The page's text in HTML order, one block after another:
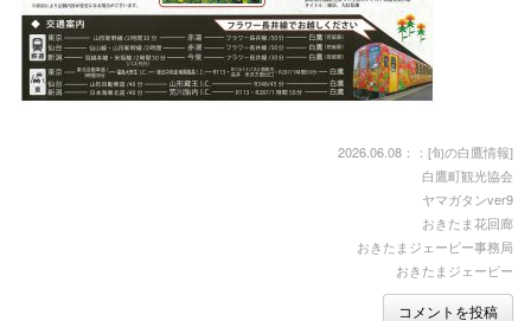
2026.06.08：：[旬の白鷹情報]
白鷹町観光協会
ヤマガタンver9
おきたま花回廊
おきたまジェーピー事務局
おきたまジェーピー
コメントを投稿